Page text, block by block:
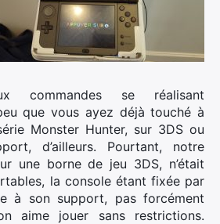
commandes se réalisant
que vous ayez déjà touché à
Monster Hunter, sur 3DS ou
d’ailleurs. Pourtant, notre
une borne de jeu 3DS, n’était
la console étant fixée par
à son support, pas forcément
aime jouer sans restrictions.